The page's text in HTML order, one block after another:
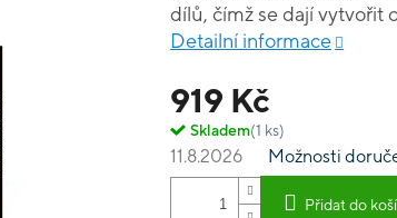
919 Kč
Skladem(1 ks)
11.8.2026 Možnosti
Přidat do
dílů, čímž se dají vytvořit
Detailní informace